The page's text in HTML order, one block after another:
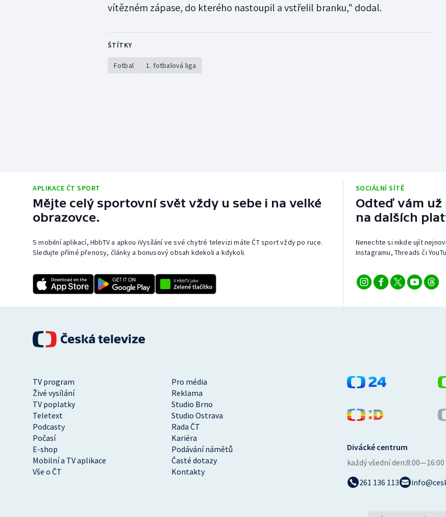
vítězném zápase, do kterého nastoupil a vstřelil branku," dodal.
ŠTÍTKY
Fotbal 1. fotbalová liga
APLIKACE ČT SPORT
Mějte celý sportovní svět vždy u sebe i na velké
obrazovce.
S mobilní aplikací, HbbTV a apkou iVysílání ve své chytré televizi máte ČT sport vždy po ruce.
Sledujte přímé přenosy, články a bonusový obsah kdekoli a kdykoli.
SOCIÁLNÍ SÍTĚ
Odteď vám už
na dalších
Nenechte si nikde ujít
Instagramu, Threads či
TV program
Pro média
Živé vysílání
Reklama
TV poplatky
Studio Brno
Teletext
Studio Ostrava
Podcasty
Rada ČT
Počasí
Kariéra
E-shop
Podávání námětů
Mobilní a TV aplikace
Časté dotazy
Vše o ČT
Kontakty
Divácké centrum
každý všední den:
261 136 113